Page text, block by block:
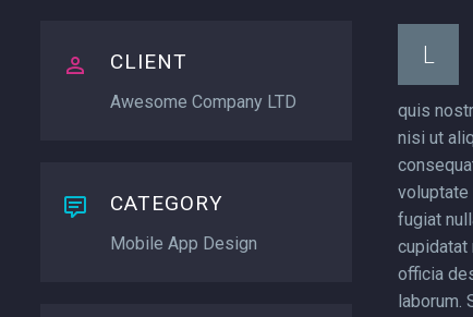
CLIENT
Awesome Company LTD
CATEGORY
Mobile App Design
L
quis
nisi ut
fugiat
cupidatat
officia
laborum.